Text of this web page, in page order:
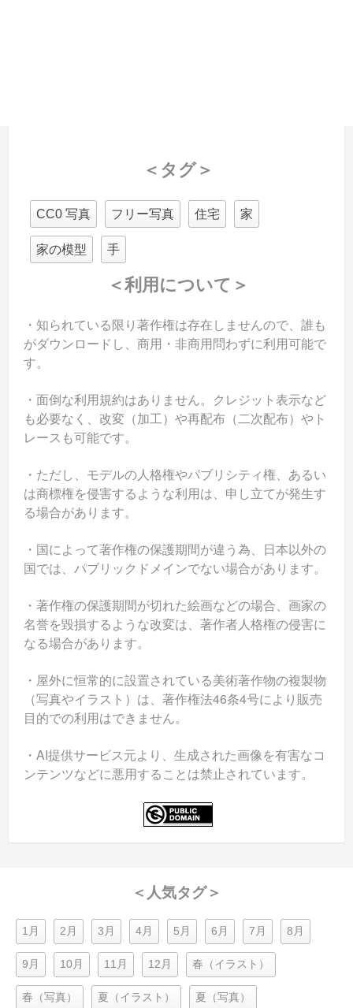
＜タグ＞
CC0 写真 フリー写真 住宅 家
家の模型 手
＜利用について＞
・知られている限り著作権は存在しませんので、誰も
がダウンロードし、商用・非商用問わずに利用可能で
す。
・面倒な利用規約はありません。クレジット表示など
も必要なく、改変（加工）や再配布（二次配布）やト
レースも可能です。
・ただし、モデルの人格権やパブリシティ権、あるい
は商標権を侵害するような利用は、申し立てが発生す
る場合があります。
・国によって著作権の保護期間が違う為、日本以外の
国では、パブリックドメインでない場合があります。
・著作権の保護期間が切れた絵画などの場合、画家の
名誉を毀損するような改変は、著作者人格権の侵害に
なる場合があります。
・屋外に恒常的に設置されている美術著作物の複製物
（写真やイラスト）は、著作権法46条4号により販売
目的での利用はできません。
・AI提供サービス元より、生成された画像を有害なコ
ンテンツなどに悪用することは禁止されています。
＜人気タグ＞
1月 2月 3月 4月 5月 6月 7月 8月
9月 10月 11月 12月 春（イラスト）
春（写真） 夏（イラスト） 夏（写真）